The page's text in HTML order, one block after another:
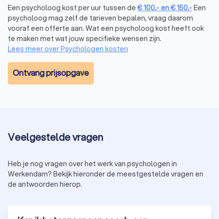
Hoe vind je de juiste psycholoog in
Werkendam?
Het vinden van een psycholoog in Werkendam die bij jou past,
is soms een uitdaging. Hier zijn enkele tips om de juiste keuze
Kijk naar specialisatie:
in het behandelen van jouw specifieke probleem, zoals
angst, depressie of trauma.
psycholoog in Werkendam die past binnen jouw budget.
Plan een kennismakingsgesprek:
bespreken of zij de juiste match zijn voor jou.
Bij Trustoo kun je eenvoudig psychologen in Werkendam
vergelijken en een afspraak maken met de psycholoog die bij
Een psycholoog kost per uur tussen de €100,- en€150,-Een
psycholoog mag zelf de tarieven bepalen, vraag daarom
vooraf een offerte aan. Wat een psycholoog kost heeft ook
te maken met wat jouw specifieke wensen zijn.
Lees meer over Psychologen kosten
Ontvang prijsopgave
Veelgestelde vragen
Heb je nog vragen over het werk van psychologen in
Werkendam? Bekijk hieronder de meestgestelde vragen en
de antwoorden hierop.